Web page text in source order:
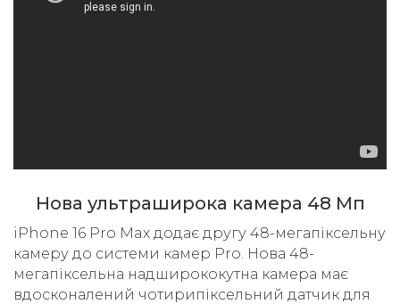
Нова ультраширока камера 48 Мп
iPhone 16 Pro Max додає другу 48-мегапіксельну
камеру до системи камер Pro. Нова 48-
мегапіксельна надширококутна камера має
вдосконалений чотирипіксельний датчик для